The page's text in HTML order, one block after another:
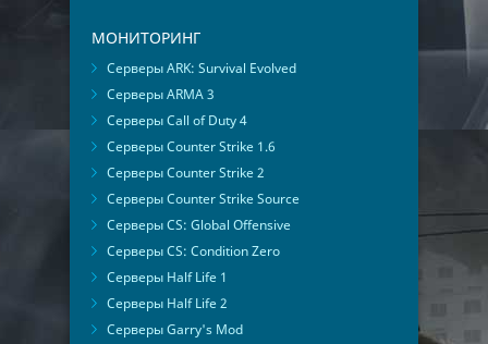
МОНИТОРИНГ
Серверы ARK: Survival Evolved
Серверы ARMA 3
Серверы Call of Duty 4
Серверы Counter Strike 1.6
Серверы Counter Strike 2
Серверы Counter Strike Source
Серверы CS: Global Offensive
Серверы CS: Condition Zero
Серверы Half Life 1
Серверы Half Life 2
Серверы Garry's Mod